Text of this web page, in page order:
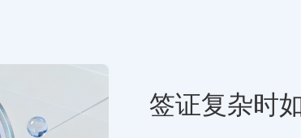
签证复杂时